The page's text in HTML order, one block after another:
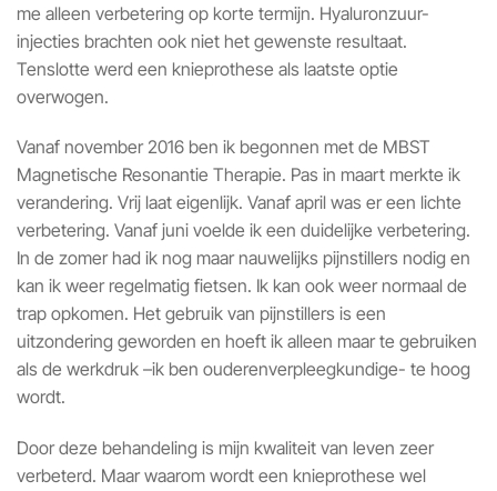
me alleen verbetering op korte termijn. Hyaluronzuur-
injecties brachten ook niet het gewenste resultaat.
Tenslotte werd een knieprothese als laatste optie
overwogen.
Vanaf november 2016 ben ik begonnen met de MBST
Magnetische Resonantie Therapie. Pas in maart merkte ik
verandering. Vrij laat eigenlijk. Vanaf april was er een lichte
verbetering. Vanaf juni voelde ik een duidelijke verbetering.
In de zomer had ik nog maar nauwelijks pijnstillers nodig en
kan ik weer regelmatig fietsen. Ik kan ook weer normaal de
trap opkomen. Het gebruik van pijnstillers is een
uitzondering geworden en hoeft ik alleen maar te gebruiken
als de werkdruk –ik ben ouderenverpleegkundige- te hoog
wordt.
Door deze behandeling is mijn kwaliteit van leven zeer
verbeterd. Maar waarom wordt een knieprothese wel